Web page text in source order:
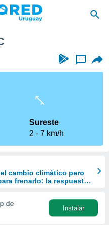
...
Sureste
2
7 km/h
cambio climático pero
frenarlo: la respuesta
de
Instalar